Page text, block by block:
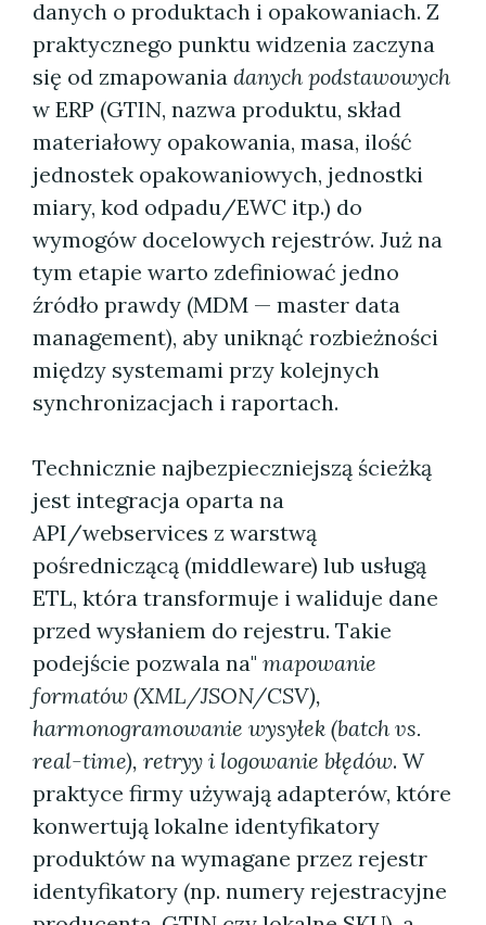
danych o produktach i opakowaniach. Z
praktycznego punktu widzenia zaczyna
się od zmapowania danych podstawowych
w ERP (GTIN, nazwa produktu, skład
materiałowy opakowania, masa, ilość
jednostek opakowaniowych, jednostki
miary, kod odpadu/EWC itp.) do
wymogów docelowych rejestrów. Już na
tym etapie warto zdefiniować jedno
źródło prawdy (MDM — master data
management), aby uniknąć rozbieżności
między systemami przy kolejnych
synchronizacjach i raportach.
Technicznie najbezpieczniejszą ścieżką
jest integracja oparta na
API/webservices z warstwą
pośredniczącą (middleware) lub usługą
ETL, która transformuje i waliduje dane
przed wysłaniem do rejestru. Takie
podejście pozwala na" mapowanie
formatów (XML/JSON/CSV),
harmonogramowanie wysyłek (batch vs.
real-time), retryy i logowanie błędów. W
praktyce firmy używają adapterów, które
konwertują lokalne identyfikatory
produktów na wymagane przez rejestr
identyfikatory (np. numery rejestracyjne